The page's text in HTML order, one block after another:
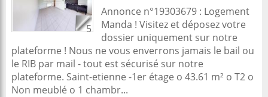
5
Annonce n°19303679 : Logement
Manda ! Visitez et déposez votre
dossier uniquement sur notre
plateforme ! Nous ne vous enverrons jamais le bail ou
le RIB par mail - tout est sécurisé sur notre
plateforme. Saint-etienne -1er étage o 43.61 m² o T2 o
Non meublé o 1 chambr...